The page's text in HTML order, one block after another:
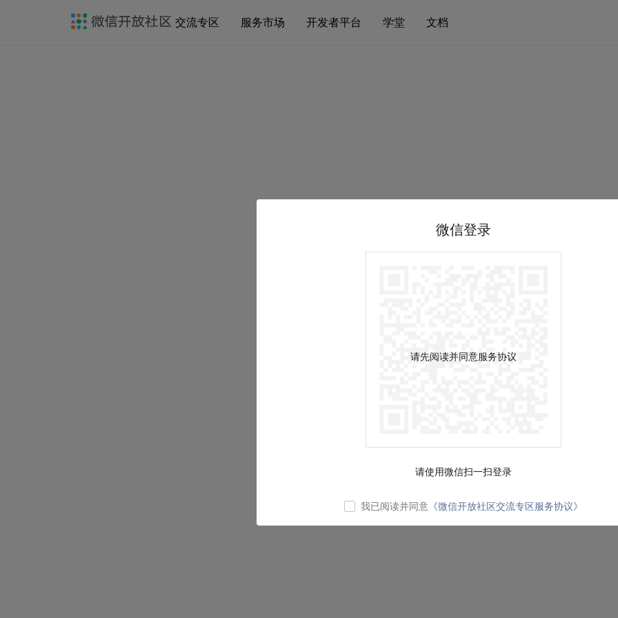
交流专区 服务市场 开发者平台 学堂 文档
微信登录
请先阅读并同意服务协议
请使用微信扫一扫登录
我已阅读并同意 《微信开放社区交流专区服务协议》